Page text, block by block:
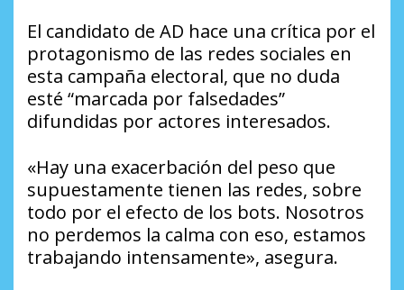
El candidato de AD hace una crítica por el
protagonismo de las redes sociales en
esta campaña electoral, que no duda
esté “marcada por falsedades”
difundidas por actores interesados.
«Hay una exacerbación del peso que
supuestamente tienen las redes, sobre
todo por el efecto de los bots. Nosotros
no perdemos la calma con eso, estamos
trabajando intensamente», asegura.